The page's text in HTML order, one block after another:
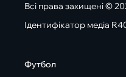
Всі права захищені ©
Ідентифікатор медіа
Футбол